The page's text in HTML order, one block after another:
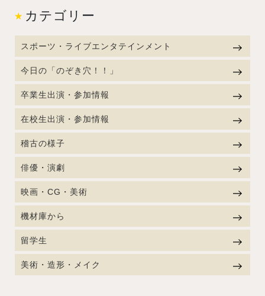
カテゴリー
スポーツ・ライブエンタテインメント
今日の「のぞき穴！！」
卒業生出演・参加情報
在校生出演・参加情報
稽古の様子
俳優・演劇
映画・CG・美術
機材庫から
留学生
美術・造形・メイク